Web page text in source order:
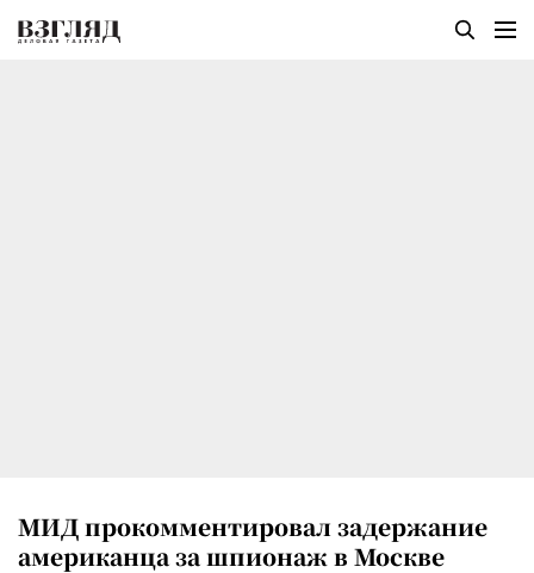
МИД прокомментировал задержание
американца за шпионаж в Москве